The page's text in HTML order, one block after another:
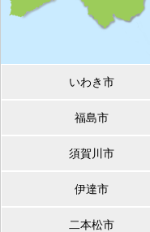
いわき市
福島市
須賀川市
伊達市
二本松市